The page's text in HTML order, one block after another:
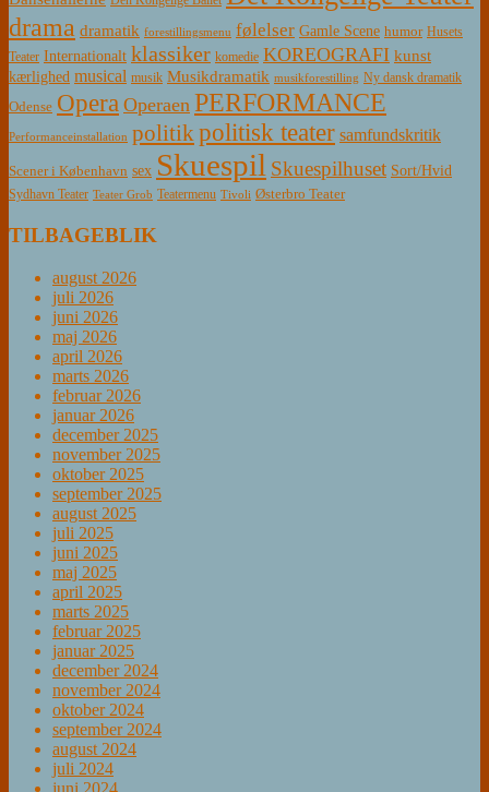
drama dramatik forestillingsmenu følelser Gamle Scene humor Husets
Teater Internationalt klassiker komedie KOREOGRAFI kunst
kærlighed musical musik Musikdramatik musikforestilling Ny dansk dramatik
Odense Opera Operaen PERFORMANCE
Performanceinstallation politikpolitisk teater samfundskritik
Scener i København sex Skuespil Skuespilhuset Sort/Hvid
Sydhavn Teater Teater Grob Teatermenu Tivoli Østerbro Teater
TILBAGEBLIK
august 2026
juli 2026
juni 2026
maj 2026
april 2026
marts 2026
februar 2026
januar 2026
december 2025
november 2025
oktober 2025
september 2025
august 2025
juli 2025
juni 2025
maj 2025
april 2025
marts 2025
februar 2025
januar 2025
december 2024
november 2024
oktober 2024
september 2024
august 2024
juli 2024
juni 2024